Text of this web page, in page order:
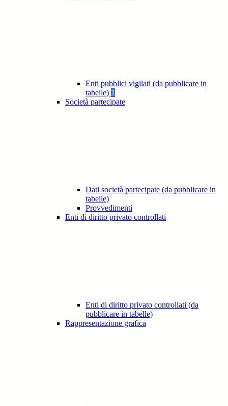
Enti pubblici vigilati (da pubblicare in
tabelle) 1
Società partecipate
Dati società partecipate (da pubblicare in
tabelle)
Provvedimenti
Enti di diritto privato controllati
Enti di diritto privato controllati (da
pubblicare in tabelle)
Rappresentazione grafica